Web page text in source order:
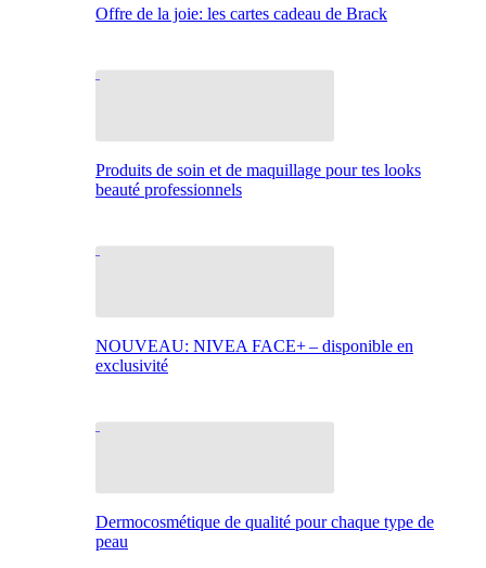
Offre de la joie: les cartes cadeau de Brack
Produits de soin et de maquillage pour tes looks
beauté professionnels
NOUVEAU: NIVEA FACE+ – disponible en
exclusivité
Dermocosmétique de qualité pour chaque type de
peau